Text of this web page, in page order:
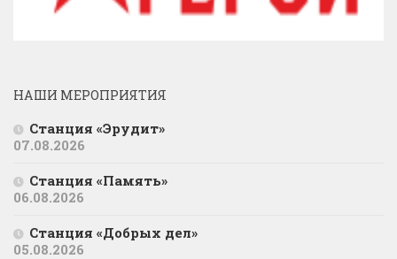
НАШИ МЕРОПРИЯТИЯ
Станция «Эрудит»
07.08.2026
Станция «Память»
06.08.2026
Станция «Добрых дел»
05.08.2026